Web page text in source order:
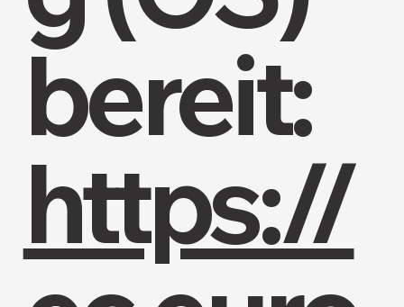
bereit:
https://